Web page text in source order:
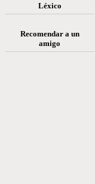
Léxico
Recomendar a un
amigo